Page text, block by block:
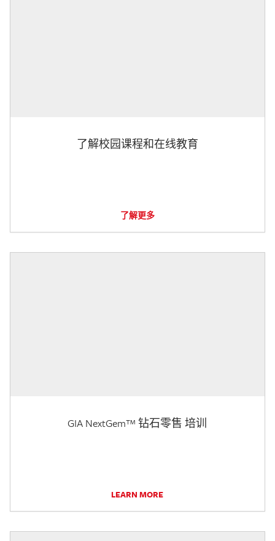
了解校园课程和在线教育
了解更多
GIA NextGem™ 钻石零售 培训
LEARN MORE